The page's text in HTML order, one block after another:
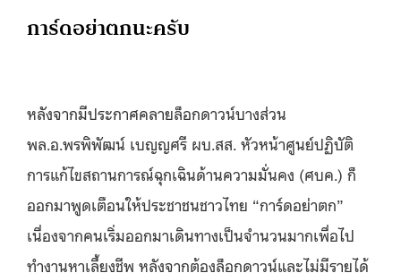
การ์ดอย่าตกนะครับ
หลังจากมีประกาศคลายล็อกดาวน์บางส่วน
พล.อ.พรพิพัฒน์ เบญญศรี ผบ.สส. หัวหน้าศูนย์ปฏิบัติ
การแก้ไขสถานการณ์ฉุกเฉินด้านความมั่นคง (ศบค.) ก็
ออกมาพูดเตือนให้ประชาชนชาวไทย “การ์ดอย่าตก”
เนื่องจากคนเริ่มออกมาเดินทางเป็นจำนวนมากเพื่อไป
ทำงานหาเลี้ยงชีพ หลังจากต้องล็อกดาวน์และไม่มีรายได้